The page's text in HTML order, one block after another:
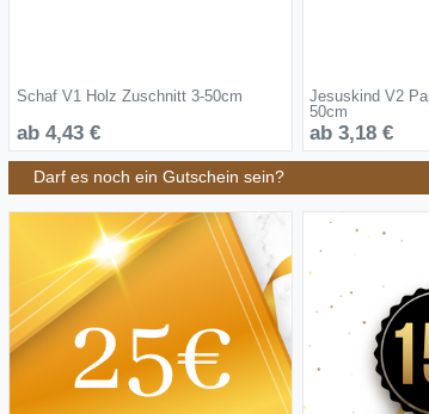
Schaf V1 Holz Zuschnitt 3-50cm
ab 4,43 €
Jesuskind V2
50cm
ab 3,18 €
Darf es noch ein Gutschein sein?